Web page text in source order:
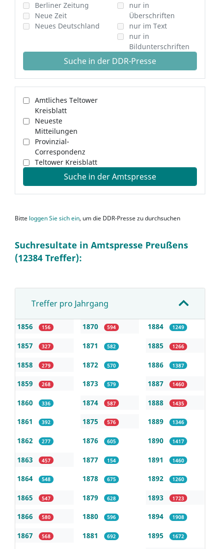
Berliner Zeitung
Neue Zeit
Neues Deutschland
nur in
Überschriften
nur im Text
nur in
Bildunterschriften
Suche in der DDR-Presse
Amtliches Teltower
Kreisblatt
Neueste
Mitteilungen
Provinzial-
Correspondenz
Teltower Kreisblatt
Suche in der Amtspresse
Bitte loggen Sie sich ein, um die DDR-Presse zu durchsuchen
Suchresultate in Amtspresse Preußens
(12384 Treffer):
Treffer pro Jahrgang
1856 156
1857 327
1858 279
1859 268
1860 336
1861 392
1862 277
1863 457
1864 548
1865 547
1866 580
1867 568
1870 594
1871 582
1872 570
1873 579
1874 587
1875 576
1876 605
1877 154
1878 675
1879 628
1880 596
1881 692
1884 1249
1885 1266
1886 1387
1887 1460
1888 1435
1889 1346
1890 1417
1891 1460
1892 1260
1893 1723
1894 1908
1895 1672